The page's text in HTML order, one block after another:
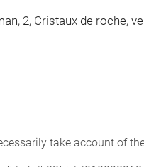
2, Cristaux de roche,
take account of